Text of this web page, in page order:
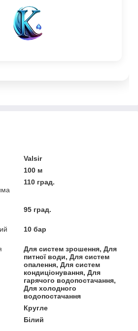
Valsir
100 м
110 град.
95 град.
10 бар
Для систем зрошення, Для
питної води, Для систем
опалення, Для систем
кондиціонування, Для
гарячого водопостачання,
Для холодного
водопостачання
Кругле
Білий